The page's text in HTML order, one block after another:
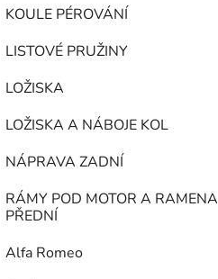
KOULE PÉROVÁNÍ
LISTOVÉ PRUŽINY
LOŽISKA
LOŽISKA A NÁBOJE KOL
NÁPRAVA ZADNÍ
RÁMY POD MOTOR A RAMENA
PŘEDNÍ
Alfa Romeo